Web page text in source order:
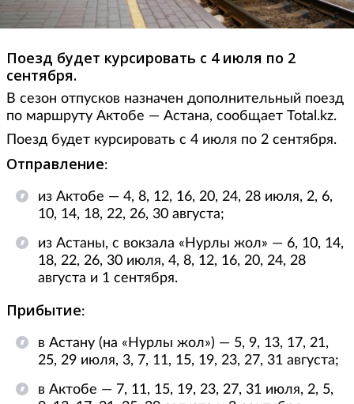
Поезд будет курсировать с 4 июля по 2
сентября.
В сезон отпусков назначен дополнительный поезд
по маршруту Актобе — Астана, сообщает Total.kz.
Поезд будет курсировать с 4 июля по 2 сентября.
Отправление:
из Актобе — 4, 8, 12, 16, 20, 24, 28 июля, 2, 6,
10, 14, 18, 22, 26, 30 августа;
из Астаны, с вокзала «Нурлы жол» — 6, 10, 14,
18, 22, 26, 30 июля, 4, 8, 12, 16, 20, 24, 28
августа и 1 сентября.
Прибытие:
в Астану (на «Нурлы жол») — 5, 9, 13, 17, 21,
25, 29 июля, 3, 7, 11, 15, 19, 23, 27, 31 августа;
в Актобе — 7, 11, 15, 19, 23, 27, 31 июля, 2, 5,